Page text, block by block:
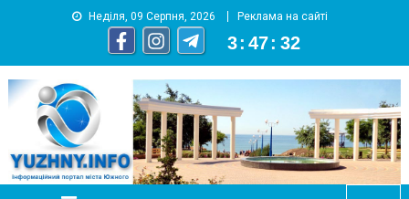
Неділя, 09 Серпня, 2026 Реклама на сайті
3 : 47 : 32
YUZHNY.INFO
информационный портал города Южный